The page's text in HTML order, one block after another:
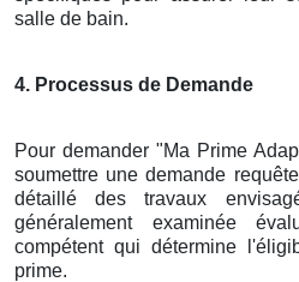
salle de bain.
4. Processus de Demande
Pour demander "Ma Prime
soumettre une demande
détaillé des travaux
généralement examinée
compétent qui détermine
prime.